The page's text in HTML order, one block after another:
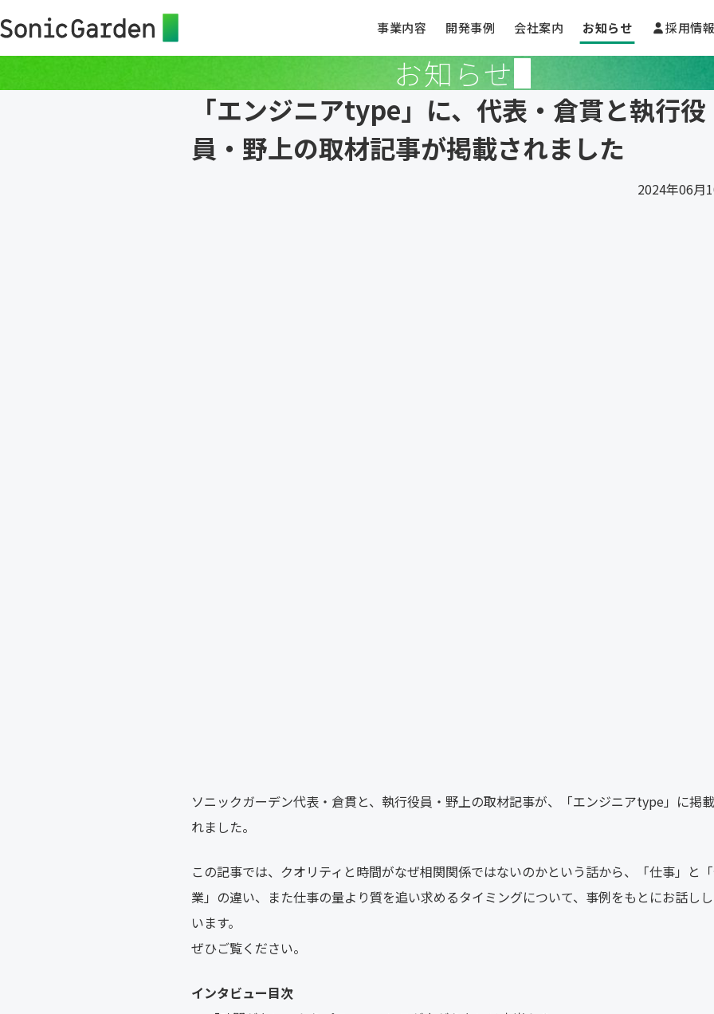
事業内容 開発事例 会社案内 お知らせ 採用情報
お知らせ
「エンジニアtype」に、代表・倉貫と執行役
員・野上の取材記事が掲載されました
2024年06月
ソニックガーデン代表・倉貫と、執行役員・野上の取材記事が、「エンジニアtype」に掲
れました。
この記事では、クオリティと時間がなぜ相関関係ではないのかという話から、「仕事」と
業」の違い、また仕事の量より質を追い求めるタイミングについて、事例をもとにお話し
います。
ぜひご覧ください。
インタビュー目次